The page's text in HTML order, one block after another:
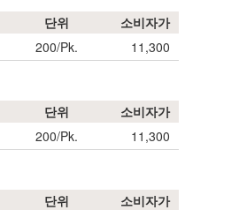
단위
소비자가
200/Pk. 11,300
단위
소비자가
200/Pk. 11,300
단위
소비자가